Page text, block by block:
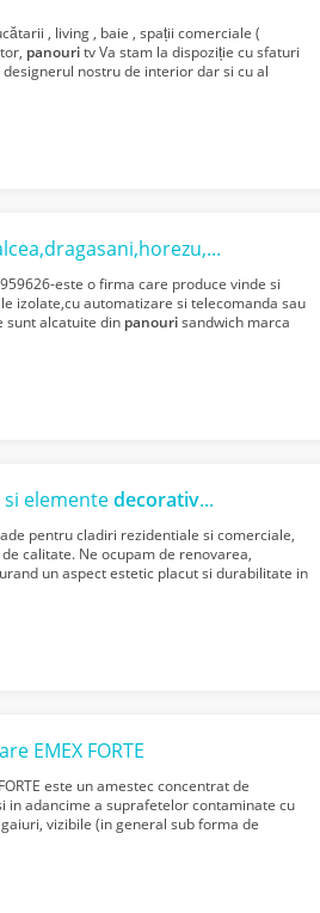
, living , baie , spații comerciale (
panouritv Va stam la dispoziție cu sfaturi
nostru de interior dar si cu al
usi garaj automate ramnicu valcea,dragasani,horezu,balcesti,
este o firma care produce vinde si
izolate,cu automatizare si telecomanda sau
sunt alcatuite din panourisandwich marca
si elementedecorative pentru
pentru cladiri rezidentiale si comerciale,
calitate. Ne ocupam de renovarea,
un aspect estetic placut si durabilitate in
EMEX FORTE
este un amestec concentrat de
adancime a suprafetelor contaminate cu
vizibile (in general sub forma de